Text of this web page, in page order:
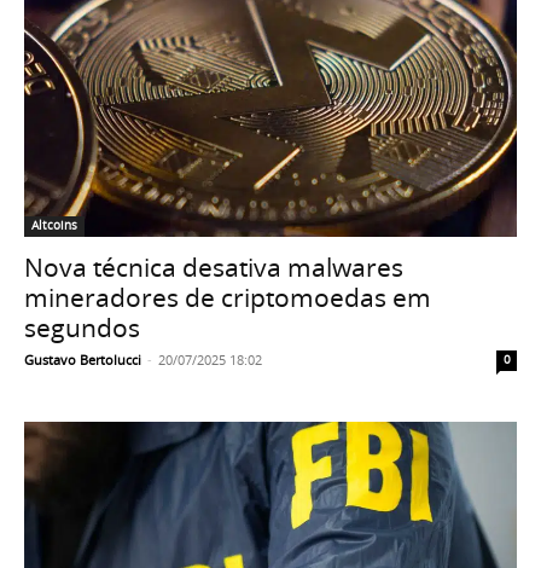
Altcoins
Nova técnica desativa malwares
mineradores de criptomoedas em
segundos
Gustavo Bertolucci - 20/07/2025 18:02 0